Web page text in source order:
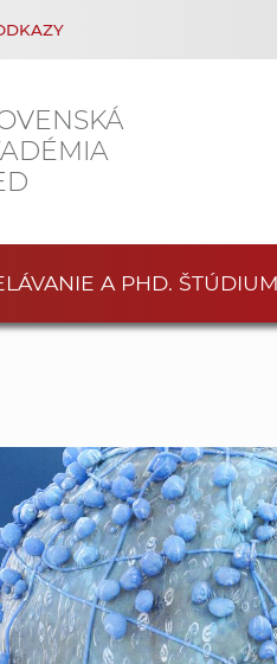
A PHD. ŠTÚDIUM